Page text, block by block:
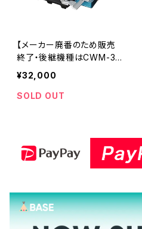
【メーカー廃番のため販売
終了・後継機種はCWM-32
0TLB】石井超硬工具製作
所 タフエースクリンカー 手
動タイル切断機 CW-320T
¥32,000
SOLD OUT